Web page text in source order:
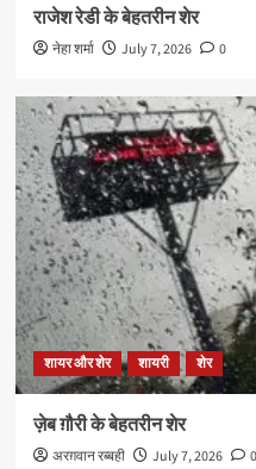
राजेश रेडी के बेहतरीन शेर
नेहा शर्मा July 7, 2026 0
शायर और शेर शायरी शेर
ज़ेब ग़ौरी के बेहतरीन शेर
अरग़वान रब्बही July 7, 2026 0